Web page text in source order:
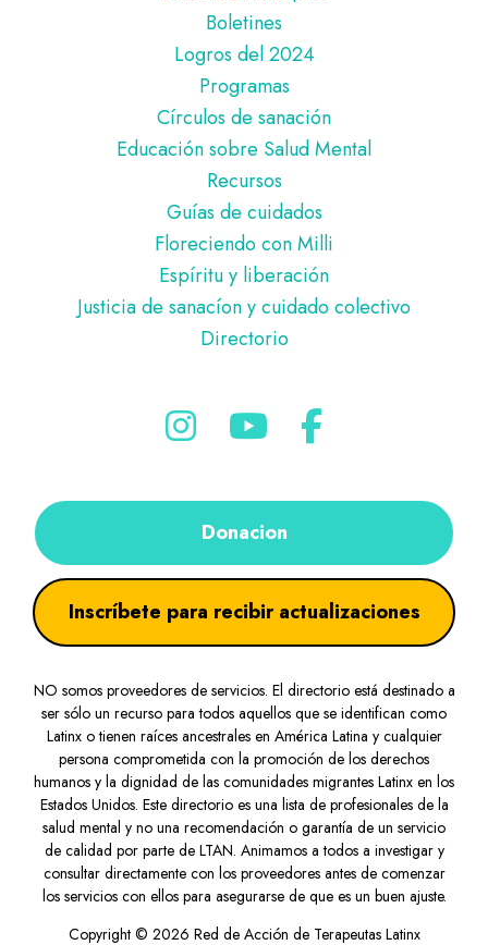
Boletines
Logros del 2024
Programas
Círculos de sanación
Educación sobre Salud Mental
Recursos
Guías de cuidados
Floreciendo con Milli
Espíritu y liberación
Justicia de sanacíon y cuidado colectivo
Directorio
Donacion
Inscríbete para recibir actualizaciones
NO somos proveedores de servicios. El directorio está destinado a
ser sólo un recurso para todos aquellos que se identifican como
Latinx o tienen raíces ancestrales en América Latina y cualquier
persona comprometida con la promoción de los derechos
humanos y la dignidad de las comunidades migrantes Latinx en los
Estados Unidos. Este directorio es una lista de profesionales de la
salud mental y no una recomendación o garantía de un servicio
de calidad por parte de LTAN. Animamos a todos a investigar y
consultar directamente con los proveedores antes de comenzar
los servicios con ellos para asegurarse de que es un buen ajuste.
Copyright © 2026 Red de Acción de Terapeutas Latinx